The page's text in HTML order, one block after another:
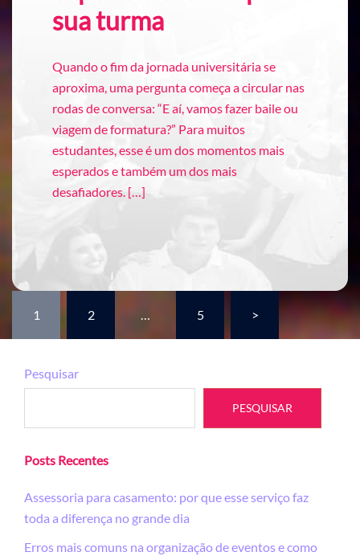
sua turma
Quando o fim da jornada universitária se
aproxima, uma pergunta começa a circular nas
rodas de conversa: “E aí, vamos fazer baile ou
viagem de formatura?” Para muitos
estudantes, esse é um dos momentos mais
esperados e também um dos mais
desafiadores. […]
posts
1 2 … 5 >
Pesquisar
PESQUISAR
Posts Recentes
Assessoria para casamento: por que esse serviço faz
toda a diferença no grande dia
Erros mais comuns na organização de eventos e como